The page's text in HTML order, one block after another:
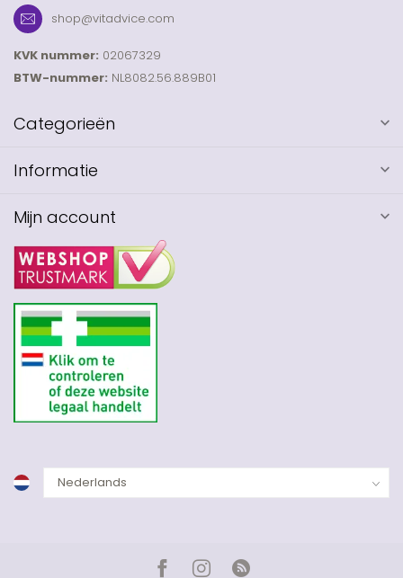
shop@vitadvice.com
KVK nummer: 02067329
BTW-nummer: NL8082.56.889B01
Categorieën
Informatie
Mijn account